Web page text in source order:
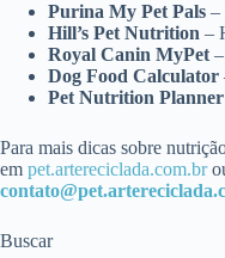
Purina My Pet Pals –
Hill’s Pet Nutrition –
Royal Canin MyPet
Dog Food Calculator
Pet Nutrition Planner
Para mais dicas sobre
em pet.artereciclada.com.br
Buscar